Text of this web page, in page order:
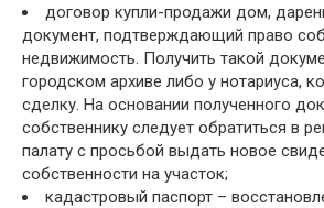
договор купли-продажи дом,
документ, подтверждающий право
недвижимость. Получить такой
городском архиве либо у нотариуса,
сделку. На основании полученного
собственнику следует обратиться в
палату с просьбой выдать новое
собственности на участок;
кадастровый паспорт –